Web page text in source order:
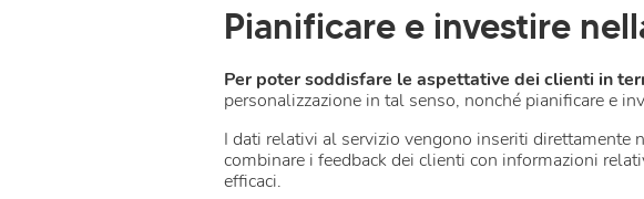
Pianificare e investire
Per poter soddisfare le aspettative dei clienti in
personalizzazione in tal senso, nonché pianificare e
I dati relativi al servizio vengono inseriti
combinare i feedback dei clienti con informazioni
efficaci.